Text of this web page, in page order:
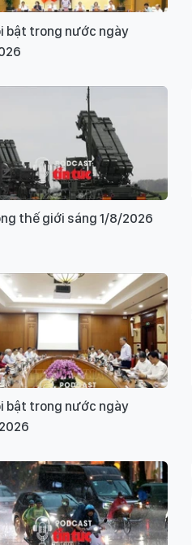
bật trong nước ngày
thế giới sáng 1/8/2026
bật trong nước ngày